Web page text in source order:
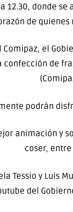
12.30, donde
de quienes
el
de
podrán
animación y
coser,
Tessio y Luis
del